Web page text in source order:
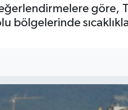
göre,
bölgelerinde